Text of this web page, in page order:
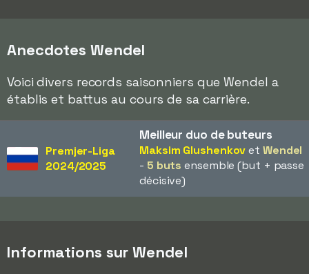
Anecdotes Wendel
Voici divers records saisonniers que Wendel a
établis et battus au cours de sa carrière.
Premjer-Liga
2024/2025
Meilleur duo de buteurs
Maksim Glushenkovet Wendel
- 5 buts ensemble (but + passe
décisive)
Informations sur Wendel